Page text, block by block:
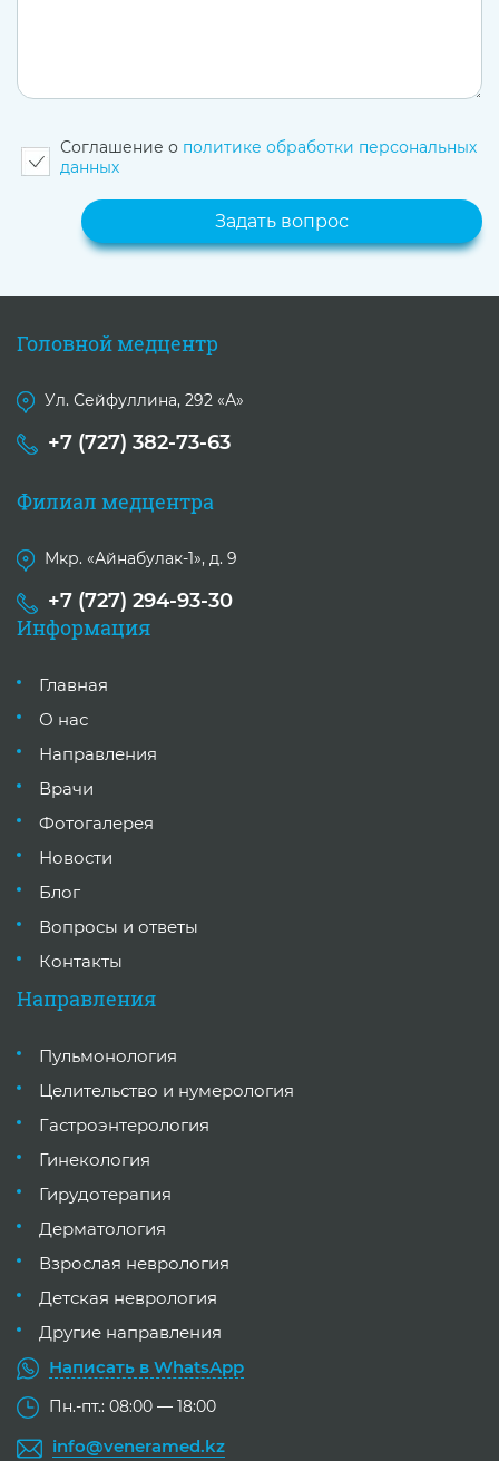
Соглашение о политике обработки персональных
данных
Головной медцентр
Ул. Сейфуллина, 292 «А»
+7 (727) 382-73-63
Филиал медцентра
Мкр. «Айнабулак-1», д. 9
+7 (727) 294-93-30
Информация
Главная
О нас
Направления
Врачи
Фотогалерея
Новости
Блог
Вопросы и ответы
Контакты
Направления
Пульмонология
Целительство и нумерология
Гастроэнтерология
Гинекология
Гирудотерапия
Дерматология
Взрослая неврология
Детская неврология
Другие направления
Написать в WhatsApp
Пн.-пт.: 08:00 — 18:00
info@veneramed.kz